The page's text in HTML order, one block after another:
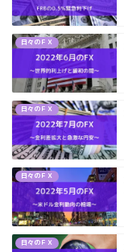
日々のＦＸ
日々のＦＸ
日々のＦＸ
日々のＦＸ